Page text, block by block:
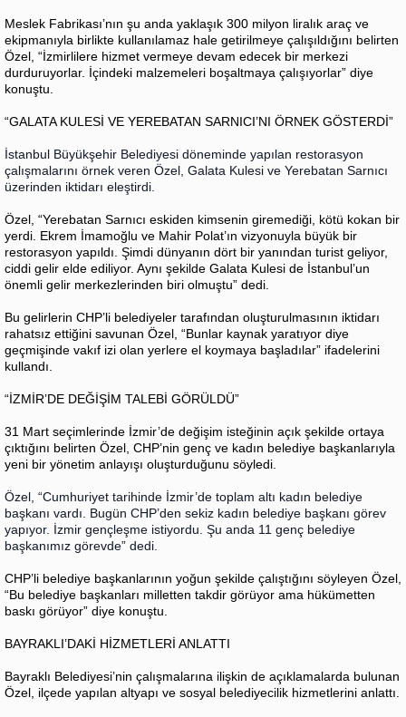
Meslek Fabrikası’nın şu anda yaklaşık 300 milyon liralık araç ve
ekipmanıyla birlikte kullanılamaz hale getirilmeye çalışıldığını belirten
Özel, “İzmirlilere hizmet vermeye devam edecek bir merkezi
durduruyorlar. İçindeki malzemeleri boşaltmaya çalışıyorlar” diye
konuştu.
“GALATA KULESİ VE YEREBATAN SARNICI’NI ÖRNEK GÖSTERDİ”
İstanbul Büyükşehir Belediyesi döneminde yapılan restorasyon
çalışmalarını örnek veren Özel, Galata Kulesi ve Yerebatan Sarnıcı
üzerinden iktidarı eleştirdi.
Özel, “Yerebatan Sarnıcı eskiden kimsenin giremediği, kötü kokan bir
yerdi. Ekrem İmamoğlu ve Mahir Polat’ın vizyonuyla büyük bir
restorasyon yapıldı. Şimdi dünyanın dört bir yanından turist geliyor,
ciddi gelir elde ediliyor. Aynı şekilde Galata Kulesi de İstanbul’un
önemli gelir merkezlerinden biri olmuştu” dedi.
Bu gelirlerin CHP’li belediyeler tarafından oluşturulmasının iktidarı
rahatsız ettiğini savunan Özel, “Bunlar kaynak yaratıyor diye
geçmişinde vakıf izi olan yerlere el koymaya başladılar” ifadelerini
kullandı.
“İZMİR’DE DEĞİŞİM TALEBİ GÖRÜLDÜ”
31 Mart seçimlerinde İzmir’de değişim isteğinin açık şekilde ortaya
çıktığını belirten Özel, CHP’nin genç ve kadın belediye başkanlarıyla
yeni bir yönetim anlayışı oluşturduğunu söyledi.
Özel, “Cumhuriyet tarihinde İzmir’de toplam altı kadın belediye
başkanı vardı. Bugün CHP’den sekiz kadın belediye başkanı görev
yapıyor. İzmir gençleşme istiyordu. Şu anda 11 genç belediye
başkanımız görevde” dedi.
CHP’li belediye başkanlarının yoğun şekilde çalıştığını söyleyen Özel,
“Bu belediye başkanları milletten takdir görüyor ama hükümetten
baskı görüyor” diye konuştu.
BAYRAKLI’DAKİ HİZMETLERİ ANLATTI
Bayraklı Belediyesi’nin çalışmalarına ilişkin de açıklamalarda bulunan
Özel, ilçede yapılan altyapı ve sosyal belediyecilik hizmetlerini anlattı.